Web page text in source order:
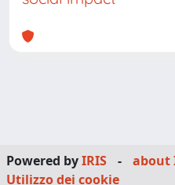
Powered byIRIS - about
Utilizzo dei cookie